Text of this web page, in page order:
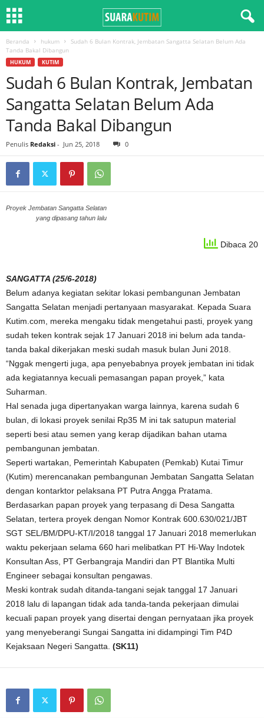
Beranda hukum
Sudah 6 Bulan Kontrak, Jembatan Sangatta Selatan Belum Ada
Tanda Bakal Dibangun
HUKUM KUTIM
Sudah 6 Bulan Kontrak, Jembatan
Sangatta Selatan Belum Ada
Tanda Bakal Dibangun
Penulis Redaksi - Jun 25, 2018 0
Proyek Jembatan Sangatta Selatan
yang dipasang tahun lalu
Dibaca 20
SANGATTA (25/6-2018)
Belum adanya kegiatan sekitar lokasi pembangunan Jembatan
Sangatta Selatan menjadi pertanyaan masyarakat. Kepada Suara
Kutim.com, mereka mengaku tidak mengetahui pasti, proyek yang
sudah teken kontrak sejak 17 Januari 2018 ini belum ada tanda-
tanda bakal dikerjakan meski sudah masuk bulan Juni 2018.
“Nggak mengerti juga, apa penyebabnya proyek jembatan ini tidak
ada kegiatannya kecuali pemasangan papan proyek,” kata
Suharman.
Hal senada juga dipertanyakan warga lainnya, karena sudah 6
bulan, di lokasi proyek senilai Rp35 M ini tak satupun material
seperti besi atau semen yang kerap dijadikan bahan utama
pembangunan jembatan.
Seperti wartakan, Pemerintah Kabupaten (Pemkab) Kutai Timur
(Kutim) merencanakan pembangunan Jembatan Sangatta Selatan
dengan kontarktor pelaksana PT Putra Angga Pratama.
Berdasarkan papan proyek yang terpasang di Desa Sangatta
Selatan, tertera proyek dengan Nomor Kontrak 600.630/021/JBT
SGT SEL/BM/DPU-KT/I/2018 tanggal 17 Januari 2018 memerlukan
waktu pekerjaan selama 660 hari melibatkan PT Hi-Way Indotek
Konsultan Ass, PT Gerbangraja Mandiri dan PT Blantika Multi
Engineer sebagai konsultan pengawas.
Meski kontrak sudah ditanda-tangani sejak tanggal 17 Januari
2018 lalu di lapangan tidak ada tanda-tanda pekerjaan dimulai
kecuali papan proyek yang disertai dengan pernyataan jika proyek
yang menyeberangi Sungai Sangatta ini didampingi Tim P4D
Kejaksaan Negeri Sangatta. (SK11)